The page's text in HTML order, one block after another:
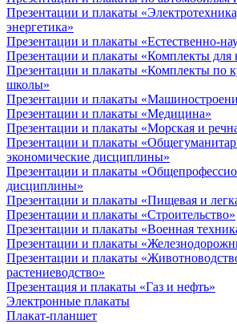
Презентации и плакаты
энергетика»
Презентации и плакаты «Естественно-
Презентации и плакаты «Комплекты для
Презентации и плакаты «Комплекты по
школы»
Презентации и плакаты
Презентации и плакаты «Медицина»
Презентации и плакаты «Морская и
Презентации и плакаты
экономические дисциплины»
Презентации и плакаты
дисциплины»
Презентации и плакаты «Пищевая и
Презентации и плакаты «Строительство»
Презентации и плакаты «Военная
Презентации и плакаты
Презентации и плакаты
растениеводство»
Презентация и плакаты «Газ и нефть»
Электронные плакаты
Плакат-планшет